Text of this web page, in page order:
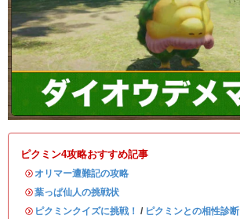
ピクミン4攻略おすすめ記事
・ オリマー遭難記の攻略
・葉っぱ仙人の挑戦状
・ ピクミンクイズに挑戦！ / ピクミンとの相性診断